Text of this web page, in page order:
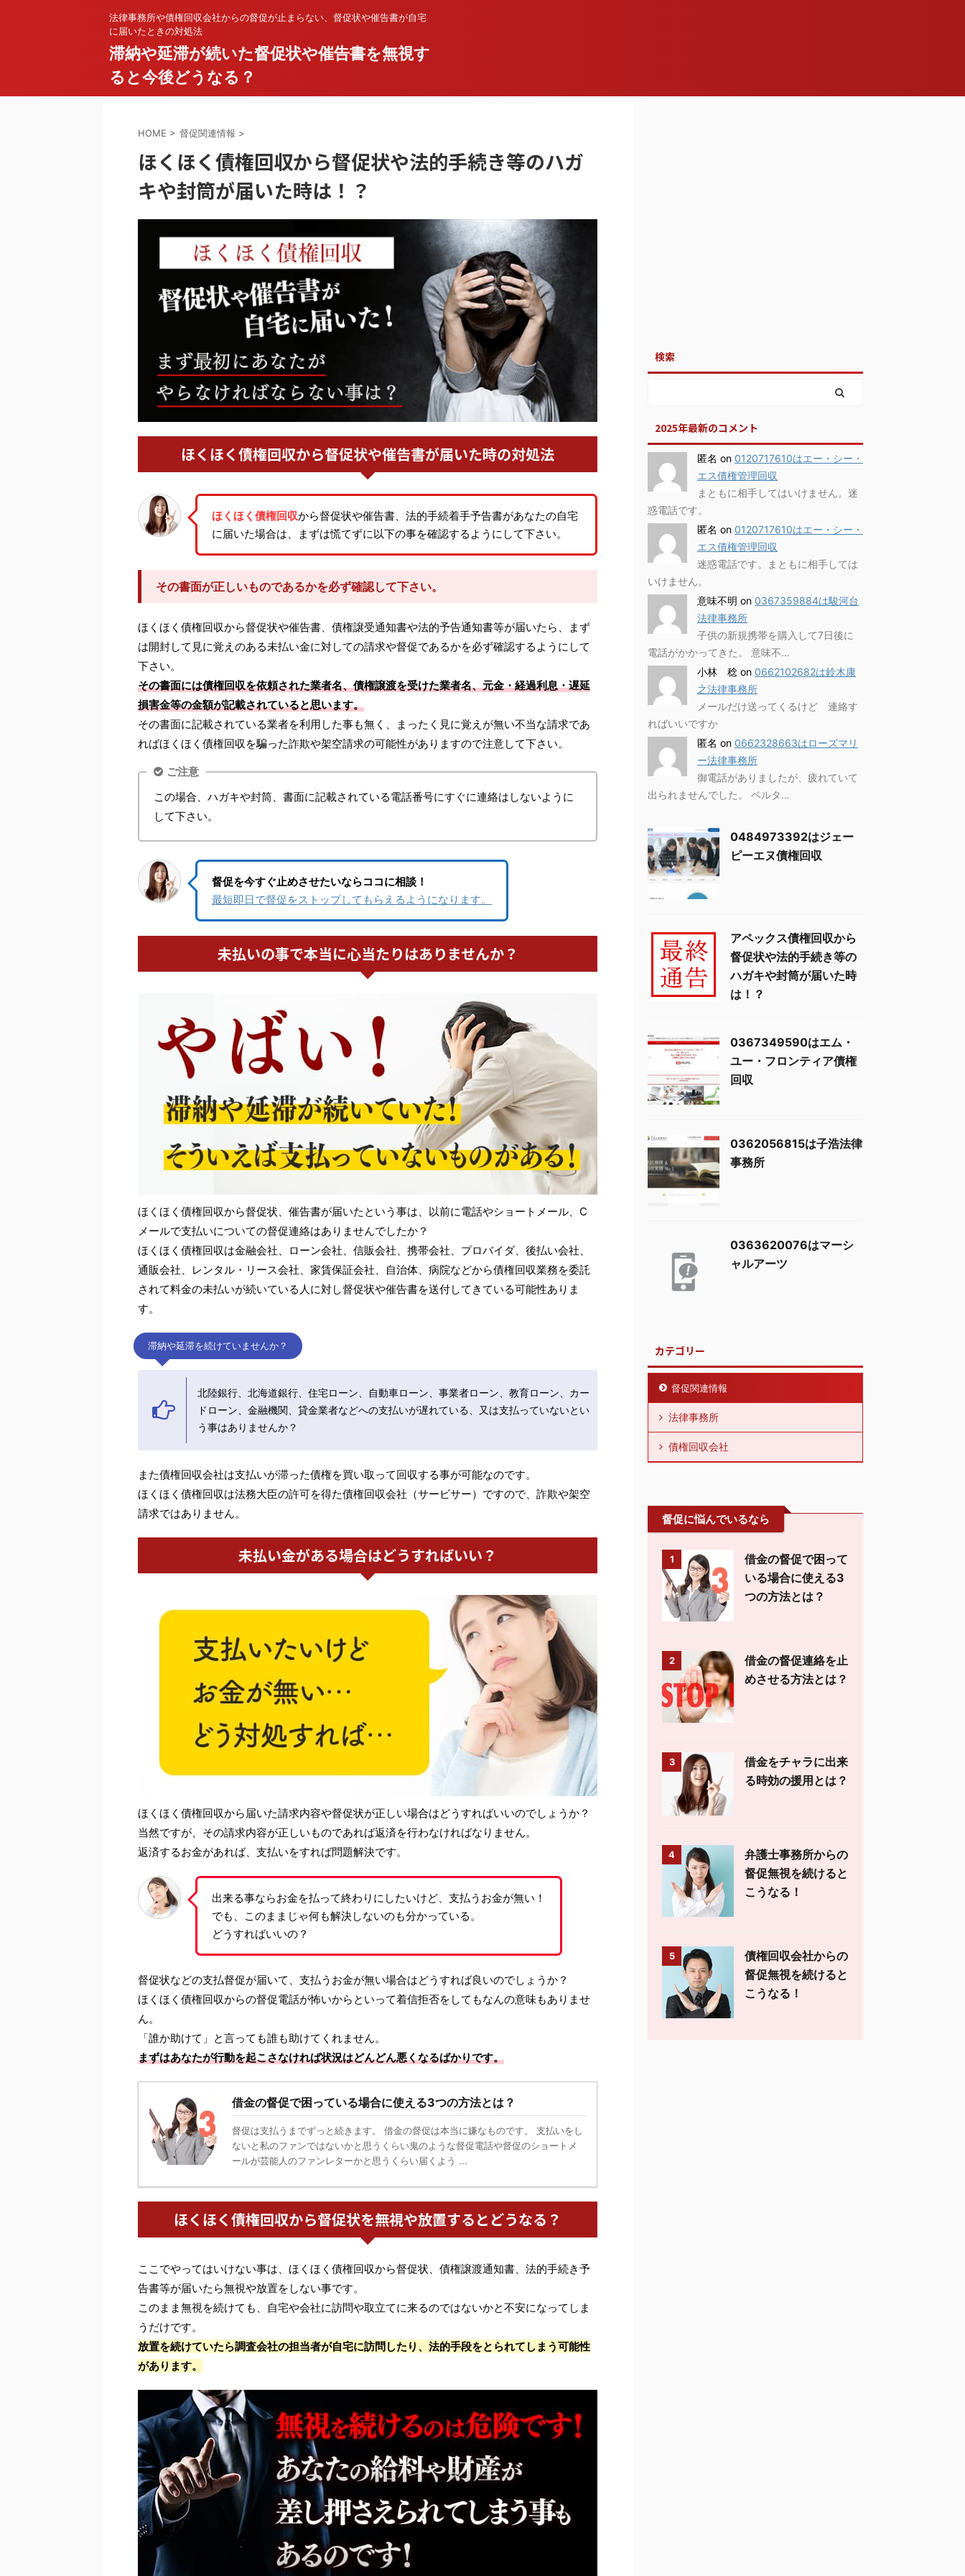
法律事務所や債権回収会社からの督促が止まらない、督促状や催告書が自宅
に届いたときの対処法
滞納や延滞が続いた督促状や催告書を無視す
ると今後どうなる？
HOME > 督促関連情報 >
ほくほく債権回収から督促状や法的手続き等のハガ
キや封筒が届いた時は！？
ほくほく債権回収から督促状や催告書が届いた時の対処法
ほくほく債権回収から督促状や催告書、法的手続着手予告書があなたの自宅
に届いた場合は、まずは慌てずに以下の事を確認するようにして下さい。
その書面が正しいものであるかを必ず確認して下さい。
ほくほく債権回収から督促状や催告書、債権譲受通知書や法的予告通知書等が届いたら、まず
は開封して見に覚えのある未払い金に対しての請求や督促であるかを必ず確認するようにして
下さい。
その書面には債権回収を依頼された業者名、債権譲渡を受けた業者名、元金・経過利息・遅延
損害金等の金額が記載されていると思います。
その書面に記載されている業者を利用した事も無く、まったく見に覚えが無い不当な請求であ
ればほくほく債権回収を騙った詐欺や架空請求の可能性がありますので注意して下さい。
ご注意
この場合、ハガキや封筒、書面に記載されている電話番号にすぐに連絡はしないように
して下さい。
督促を今すぐ止めさせたいならココに相談！
最短即日で督促をストップしてもらえるようになります。
未払いの事で本当に心当たりはありませんか？
ほくほく債権回収から督促状、催告書が届いたという事は、以前に電話やショートメール、C
メールで支払いについての督促連絡はありませんでしたか？
ほくほく債権回収は金融会社、ローン会社、信販会社、携帯会社、プロバイダ、後払い会社、
通販会社、レンタル・リース会社、家賃保証会社、自治体、病院などから債権回収業務を委託
されて料金の未払いが続いている人に対し督促状や催告書を送付してきている可能性ありま
す。
滞納や延滞を続けていませんか？
北陸銀行、北海道銀行、住宅ローン、自動車ローン、事業者ローン、教育ローン、カー
ドローン、金融機関、貸金業者などへの支払いが遅れている、又は支払っていないとい
う事はありませんか？
また債権回収会社は支払いが滞った債権を買い取って回収する事が可能なのです。
ほくほく債権回収は法務大臣の許可を得た債権回収会社（サービサー）ですので、詐欺や架空
請求ではありません。
未払い金がある場合はどうすればいい？
ほくほく債権回収から届いた請求内容や督促状が正しい場合はどうすればいいのでしょうか？
当然ですが、その請求内容が正しいものであれば返済を行わなければなりません。
返済するお金があれば、支払いをすれば問題解決です。
出来る事ならお金を払って終わりにしたいけど、支払うお金が無い！
でも、このままじゃ何も解決しないのも分かっている。
どうすればいいの？
督促状などの支払督促が届いて、支払うお金が無い場合はどうすれば良いのでしょうか？
ほくほく債権回収からの督促電話が怖いからといって着信拒否をしてもなんの意味もありませ
ん。
「誰か助けて」と言っても誰も助けてくれません。
まずはあなたが行動を起こさなければ状況はどんどん悪くなるばかりです。
借金の督促で困っている場合に使える3つの方法とは？
督促は支払うまでずっと続きます。 借金の督促は本当に嫌なものです。 支払いをし
ないと私のファンではないかと思うくらい鬼のような督促電話や督促のショートメ
ールが芸能人のファンレターかと思うくらい届くよう ...
ほくほく債権回収から督促状を無視や放置するとどうなる？
ここでやってはいけない事は、ほくほく債権回収から督促状、債権譲渡通知書、法的手続き予
告書等が届いたら無視や放置をしない事です。
このまま無視を続けても、自宅や会社に訪問や取立てに来るのではないかと不安になってしま
うだけです。
放置を続けていたら調査会社の担当者が自宅に訪問したり、法的手段をとられてしまう可能性
があります。
検索
2025年最新のコメント
匿名 on 0120717610はエー・シー・
エス債権管理回収
まともに相手してはいけません。迷
惑電話です。
匿名 on 0120717610はエー・シー・
エス債権管理回収
迷惑電話です。まともに相手しては
いけません。
意味不明 on 0367359884は駿河台
法律事務所
子供の新規携帯を購入して7日後に
電話がかかってきた。 意味不…
小林 稔 on 0662102682は鈴木康
之法律事務所
メールだけ送ってくるけど 連絡す
ればいいですか
匿名 on 0662328663はローズマリ
ー法律事務所
御電話がありましたが、疲れていて
出られませんでした。 ベルタ…
0484973392はジェー
ピーエヌ債権回収
アペックス債権回収から
督促状や法的手続き等の
ハガキや封筒が届いた時
は！？
0367349590はエム・
ユー・フロンティア債権
回収
0362056815は子浩法律
事務所
0363620076はマーシ
ャルアーツ
カテゴリー
督促関連情報
法律事務所
債権回収会社
督促に悩んでいるなら
1
借金の督促で困って
いる場合に使える3
つの方法とは？
2
借金の督促連絡を止
めさせる方法とは？
3
借金をチャラに出来
る時効の援用とは？
4
弁護士事務所からの
督促無視を続けると
こうなる！
5
債権回収会社からの
督促無視を続けると
こうなる！